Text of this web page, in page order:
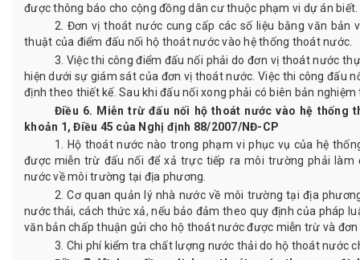
được thông báo cho cộng đồng dân cư thuộc phạm vi dự án biết.
2. Đơn vị thoát nước cung cấp các số liệu bằng văn bản
thuật của điểm đấu nối hộ thoát nước vào hệ thống thoát nước.
3. Việc thi công điểm đấu nối phải do đơn vị thoát nước
hiện dưới sự giám sát của đơn vị thoát nước. Việc thi công đấu
định theo thiết kế. Sau khi đấu nối xong phải có biên bản
Điều 6. Miễn trừ đấu nối hộ thoát nước vào hệ thống
khoản 1, Điều 45 của Nghị định 88/2007/NĐ-CP
1. Hộ thoát nước nào trong phạm vi phục vụ của hệ
được miễn trừ đấu nối để xả trực tiếp ra môi trường phải làm
nước về môi trường tại địa phương.
2. Cơ quan quản lý nhà nước về môi trường tại địa
nước thải, cách thức xả, nếu bảo đảm theo quy định của pháp
văn bản chấp thuận gửi cho hộ thoát nước được miễn trừ và
3. Chi phí kiểm tra chất lượng nước thải do hộ thoát nước